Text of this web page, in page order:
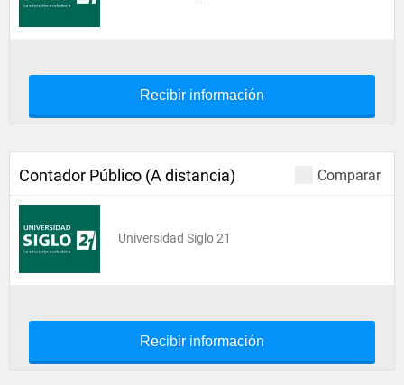
Recibir información
Comparar
Contador Público (A distancia)
Universidad Siglo 21
Recibir información